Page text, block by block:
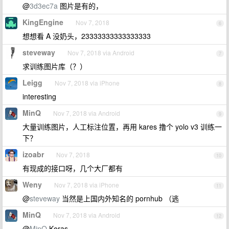
@3d3ec7a 图片是有的，
6
KingEngine Nov 7, 2018
想想看 A 没奶头，23333333333333333
7
steveway Nov 7, 2018 via Android
求训练图片库（？）
8
Leigg Nov 7, 2018 via iPhone
interesting
9
MinQ Nov 7, 2018 via Android
大量训练图片，人工标注位置，再用 kares 撸个 yolo v3 训练一
下？
10
izoabr Nov 7, 2018
有现成的接口呀，几个大厂都有
11
Weny Nov 7, 2018 via iPhone
@steveway 当然是上国内外知名的 pornhub （逃
12
MinQ Nov 7, 2018 via Android